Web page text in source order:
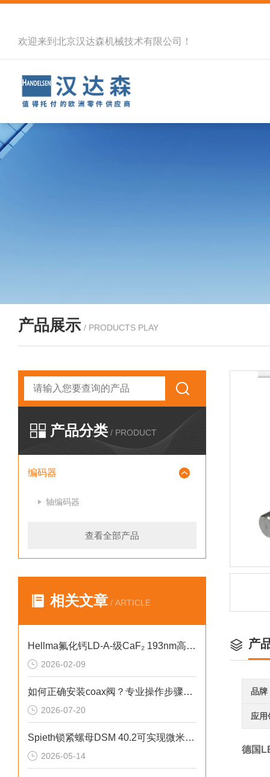
欢迎来到北京汉达森机械技术有限公司！
产品展示 / PRODUCTS PLAY
产品分类 / PRODUCT
编码器
轴编码器
查看全部产品
相关文章 / ARTICLE
Hellma氟化钙LD-A-级CaF₂ 193nm高热导率热学优化设计
2026-02-09
如何正确安装coax阀？专业操作步骤与注意事项全解析
2026-07-20
Spieth锁紧螺母DSM 40.2可实现微米级轴向定位精度
2026-05-14
产
品牌
应用
德国